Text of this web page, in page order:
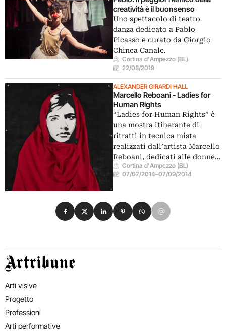
creatività è il buonsenso
Uno spettacolo di teatro
danza dedicato a Pablo
Picasso e curato da Giorgio
Chinea Canale.
Cortina d’Ampezzo (BL)
22/08/2019
ALEXANDER GIRARDI HALL
Marcello Reboani - Ladies for
Human Rights
“Ladies for Human Rights” è
una mostra itinerante di
ritratti in tecnica mista
realizzati dall’artista Marcello
Reboani, dedicati alle donne…
Cortina d’Ampezzo (BL)
07/07/2014–07/09/2014
Condividi su Facebook
Condividi su X
Condividi su LinkedIn
Condividi su Pinterest
Condividi su WhatsApp
Condividi su Email
Artribune
Arti visive
Progetto
Professioni
Arti performative